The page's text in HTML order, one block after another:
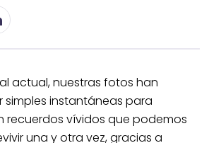
actual, nuestras fotos han
simples instantáneas para
recuerdos vívidos que podemos
una y otra vez, gracias a